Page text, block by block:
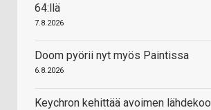
64:llä
7.8.2026
Doom pyörii nyt myös Paintissa
6.8.2026
Keychron kehittää avoimen